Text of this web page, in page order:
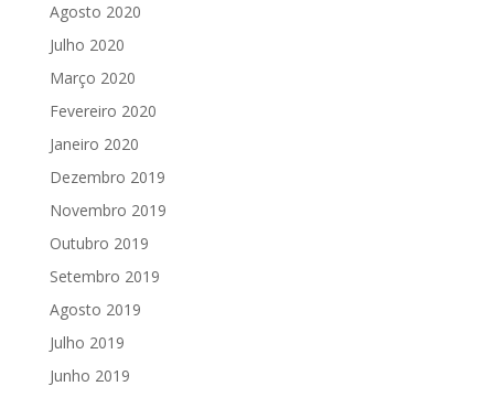
Agosto 2020
Julho 2020
Março 2020
Fevereiro 2020
Janeiro 2020
Dezembro 2019
Novembro 2019
Outubro 2019
Setembro 2019
Agosto 2019
Julho 2019
Junho 2019